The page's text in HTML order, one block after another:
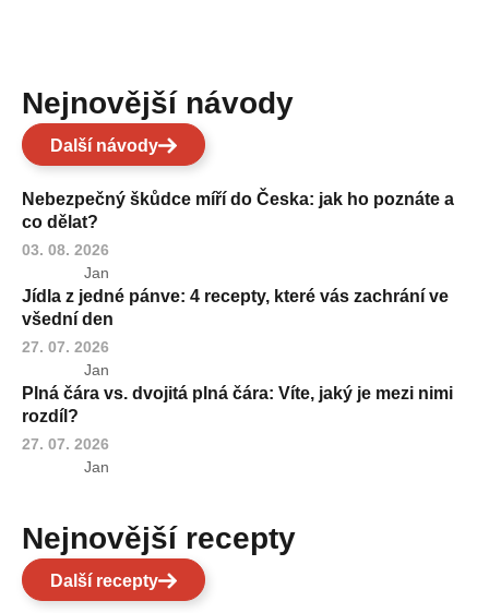
Nejnovější návody
Další návody
Nebezpečný škůdce míří do Česka: jak ho poznáte a
co dělat?
03. 08. 2026
Jan
Jídla z jedné pánve: 4 recepty, které vás zachrání ve
všední den
27. 07. 2026
Jan
Plná čára vs. dvojitá plná čára: Víte, jaký je mezi nimi
rozdíl?
27. 07. 2026
Jan
Nejnovější recepty
Další recepty